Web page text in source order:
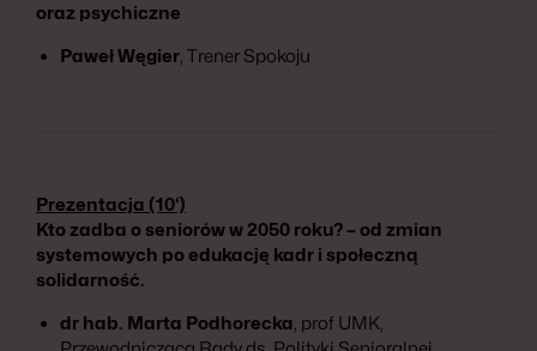
oraz psychiczne
Paweł Węgier, Trener Spokoju
Prezentacja (10‘)
Kto zadba o seniorów w 2050 roku? – od zmian
systemowych po edukację kadr i społeczną
solidarność.
dr hab. Marta Podhorecka, prof UMK,